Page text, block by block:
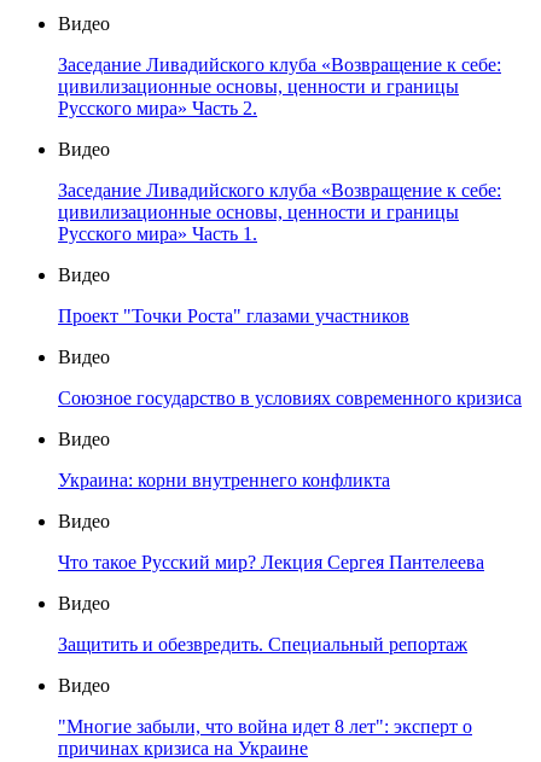
Видео
Заседание Ливадийского клуба «Возвращение к себе:
цивилизационные основы, ценности и границы
Русского мира» Часть 2.
Видео
Заседание Ливадийского клуба «Возвращение к себе:
цивилизационные основы, ценности и границы
Русского мира» Часть 1.
Видео
Проект "Точки Роста" глазами участников
Видео
Союзное государство в условиях современного кризиса
Видео
Украина: корни внутреннего конфликта
Видео
Что такое Русский мир? Лекция Сергея Пантелеева
Видео
Защитить и обезвредить. Специальный репортаж
Видео
"Многие забыли, что война идет 8 лет": эксперт о
причинах кризиса на Украине